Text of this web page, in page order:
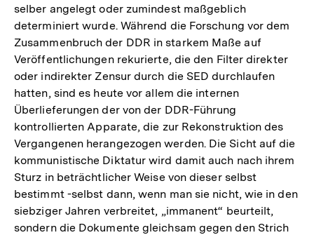
selber angelegt oder zumindest maßgeblich
determiniert wurde. Während die Forschung vor dem
Zusammenbruch der DDR in starkem Maße auf
Veröffentlichungen rekurierte, die den Filter direkter
oder indirekter Zensur durch die SED durchlaufen
hatten, sind es heute vor allem die internen
Überlieferungen der von der DDR-Führung
kontrollierten Apparate, die zur Rekonstruktion des
Vergangenen herangezogen werden. Die Sicht auf die
kommunistische Diktatur wird damit auch nach ihrem
Sturz in beträchtlicher Weise von dieser selbst
bestimmt -selbst dann, wenn man sie nicht, wie in den
siebziger Jahren verbreitet, „immanent“ beurteilt,
sondern die Dokumente gleichsam gegen den Strich